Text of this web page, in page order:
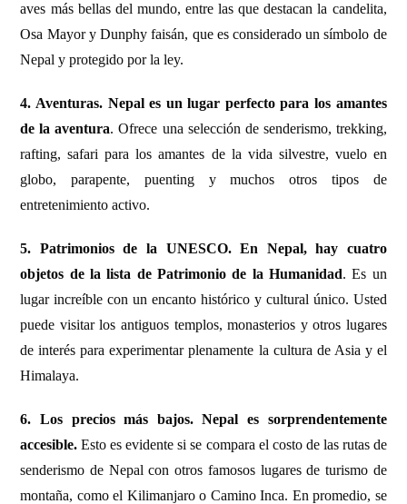
aves más bellas del mundo, entre las que destacan la candelita,
Osa Mayor y Dunphy faisán, que es considerado un símbolo de
Nepal y protegido por la ley.
4. Aventuras. Nepal es un lugar perfecto para los amantes
de la aventura. Ofrece una selección de senderismo, trekking,
rafting, safari para los amantes de la vida silvestre, vuelo en
globo, parapente, puenting y muchos otros tipos de
entretenimiento activo.
5. Patrimonios de la UNESCO.En Nepal, hay cuatro
objetos de la lista de Patrimonio de la Humanidad. Es un
lugar increíble con un encanto histórico y cultural único. Usted
puede visitar los antiguos templos, monasterios y otros lugares
de interés para experimentar plenamente la cultura de Asia y el
Himalaya.
6. Los precios más bajos.Nepal es sorprendentemente
accesible. Esto es evidente si se compara el costo de las rutas de
senderismo de Nepal con otros famosos lugares de turismo de
montaña, como el Kilimanjaro o Camino Inca. En promedio, se